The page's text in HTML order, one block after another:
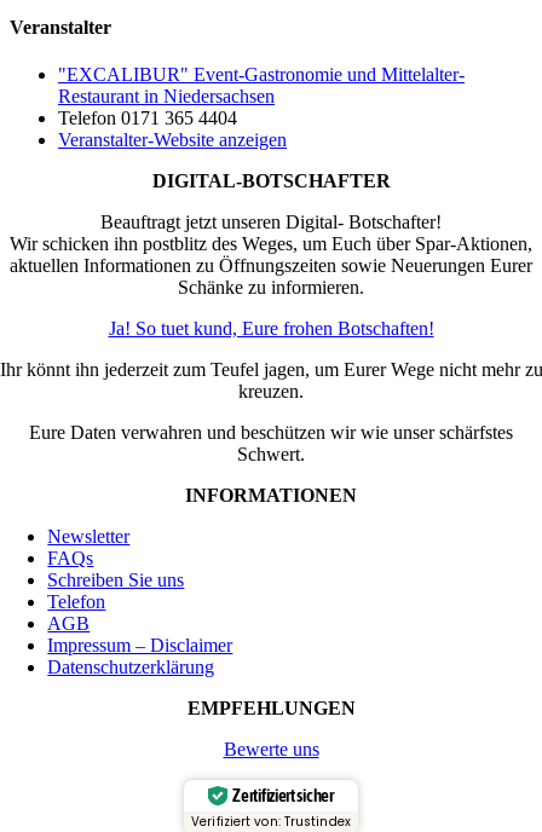
Veranstalter
"EXCALIBUR" Event-Gastronomie und Mittelalter-
Restaurant in Niedersachsen
Telefon 0171 365 4404
Veranstalter-Website anzeigen
DIGITAL-BOTSCHAFTER
Beauftragt jetzt unseren Digital- Botschafter!
Wir schicken ihn postblitz des Weges, um Euch über Spar-Aktionen,
aktuellen Informationen zu Öffnungszeiten sowie Neuerungen Eurer
Schänke zu informieren.
Ja! So tuet kund, Eure frohen Botschaften!
Ihr könnt ihn jederzeit zum Teufel jagen, um Eurer Wege nicht mehr zu
kreuzen.
Eure Daten verwahren und beschützen wir wie unser schärfstes
Schwert.
INFORMATIONEN
Newsletter
FAQs
Schreiben Sie uns
Telefon
AGB
Impressum – Disclaimer
Datenschutzerklärung
EMPFEHLUNGEN
Bewerte uns
Zertifiziert sicher
Verifiziert von: Trustindex